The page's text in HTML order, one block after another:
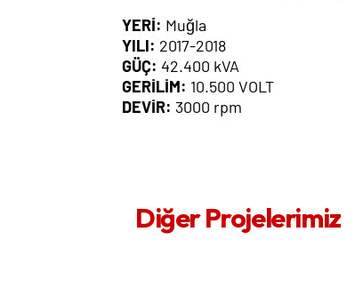
YERİ: Muğla
YILI: 2017-2018
GÜÇ: 42.400 kVA
GERİLİM: 10.500 VOLT
DEVİR: 3000 rpm
Diğer Projelerimiz